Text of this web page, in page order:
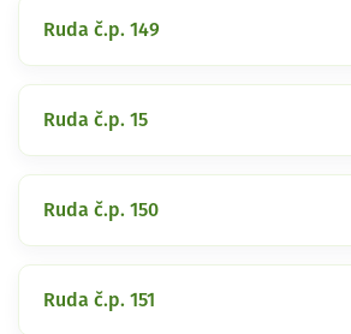
Ruda č.p. 149
Ruda č.p. 15
Ruda č.p. 150
Ruda č.p. 151